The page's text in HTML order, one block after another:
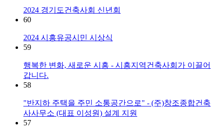
2024 경기도건축사회 신년회
60
2024 시흥유공시민 시상식
59
행복한 변화, 새로운 시흥 - 시흥지역건축사회가 이끌어
갑니다.
58
"반지하 주택을 주민 소통공간으로" - (주)창조종합건축
사사무소 (대표 이성원) 설계 지원
57